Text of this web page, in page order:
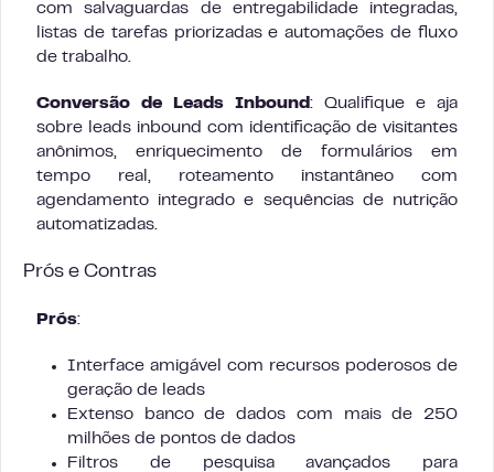
com salvaguardas de entregabilidade integradas,
listas de tarefas priorizadas e automações de fluxo
de trabalho.
Conversão de Leads Inbound : Qualifique e aja
sobre leads inbound com identificação de visitantes
anônimos, enriquecimento de formulários em
tempo real, roteamento instantâneo com
agendamento integrado e sequências de nutrição
automatizadas.
Prós e Contras
Prós:
Interface amigável com recursos poderosos de
geração de leads
Extenso banco de dados com mais de 250
milhões de pontos de dados
Filtros de pesquisa avançados para